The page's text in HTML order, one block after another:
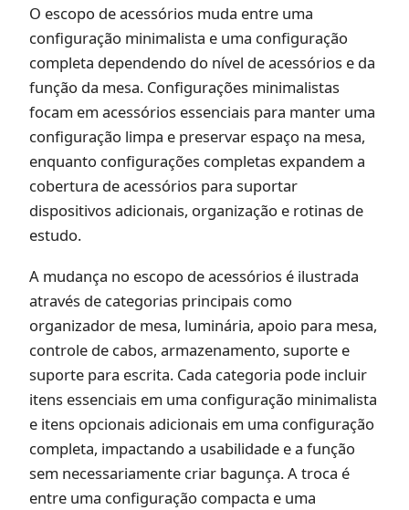
O escopo de acessórios muda entre uma
configuração minimalista e uma configuração
completa dependendo do nível de acessórios e da
função da mesa. Configurações minimalistas
focam em acessórios essenciais para manter uma
configuração limpa e preservar espaço na mesa,
enquanto configurações completas expandem a
cobertura de acessórios para suportar
dispositivos adicionais, organização e rotinas de
estudo.
A mudança no escopo de acessórios é ilustrada
através de categorias principais como
organizador de mesa, luminária, apoio para mesa,
controle de cabos, armazenamento, suporte e
suporte para escrita. Cada categoria pode incluir
itens essenciais em uma configuração minimalista
e itens opcionais adicionais em uma configuração
completa, impactando a usabilidade e a função
sem necessariamente criar bagunça. A troca é
entre uma configuração compacta e uma